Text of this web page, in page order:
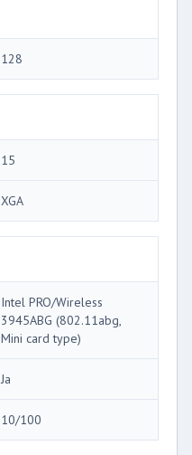
128
15
XGA
Intel PRO/Wireless
3945ABG (802.11abg,
Mini card type)
Ja
10/100